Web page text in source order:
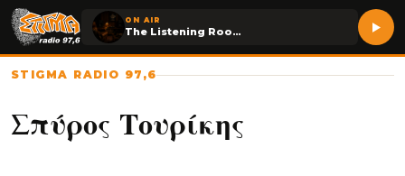
ON AIR
The Listening Room
STIGMA RADIO 97,6
Σπύρος Τουρίκης